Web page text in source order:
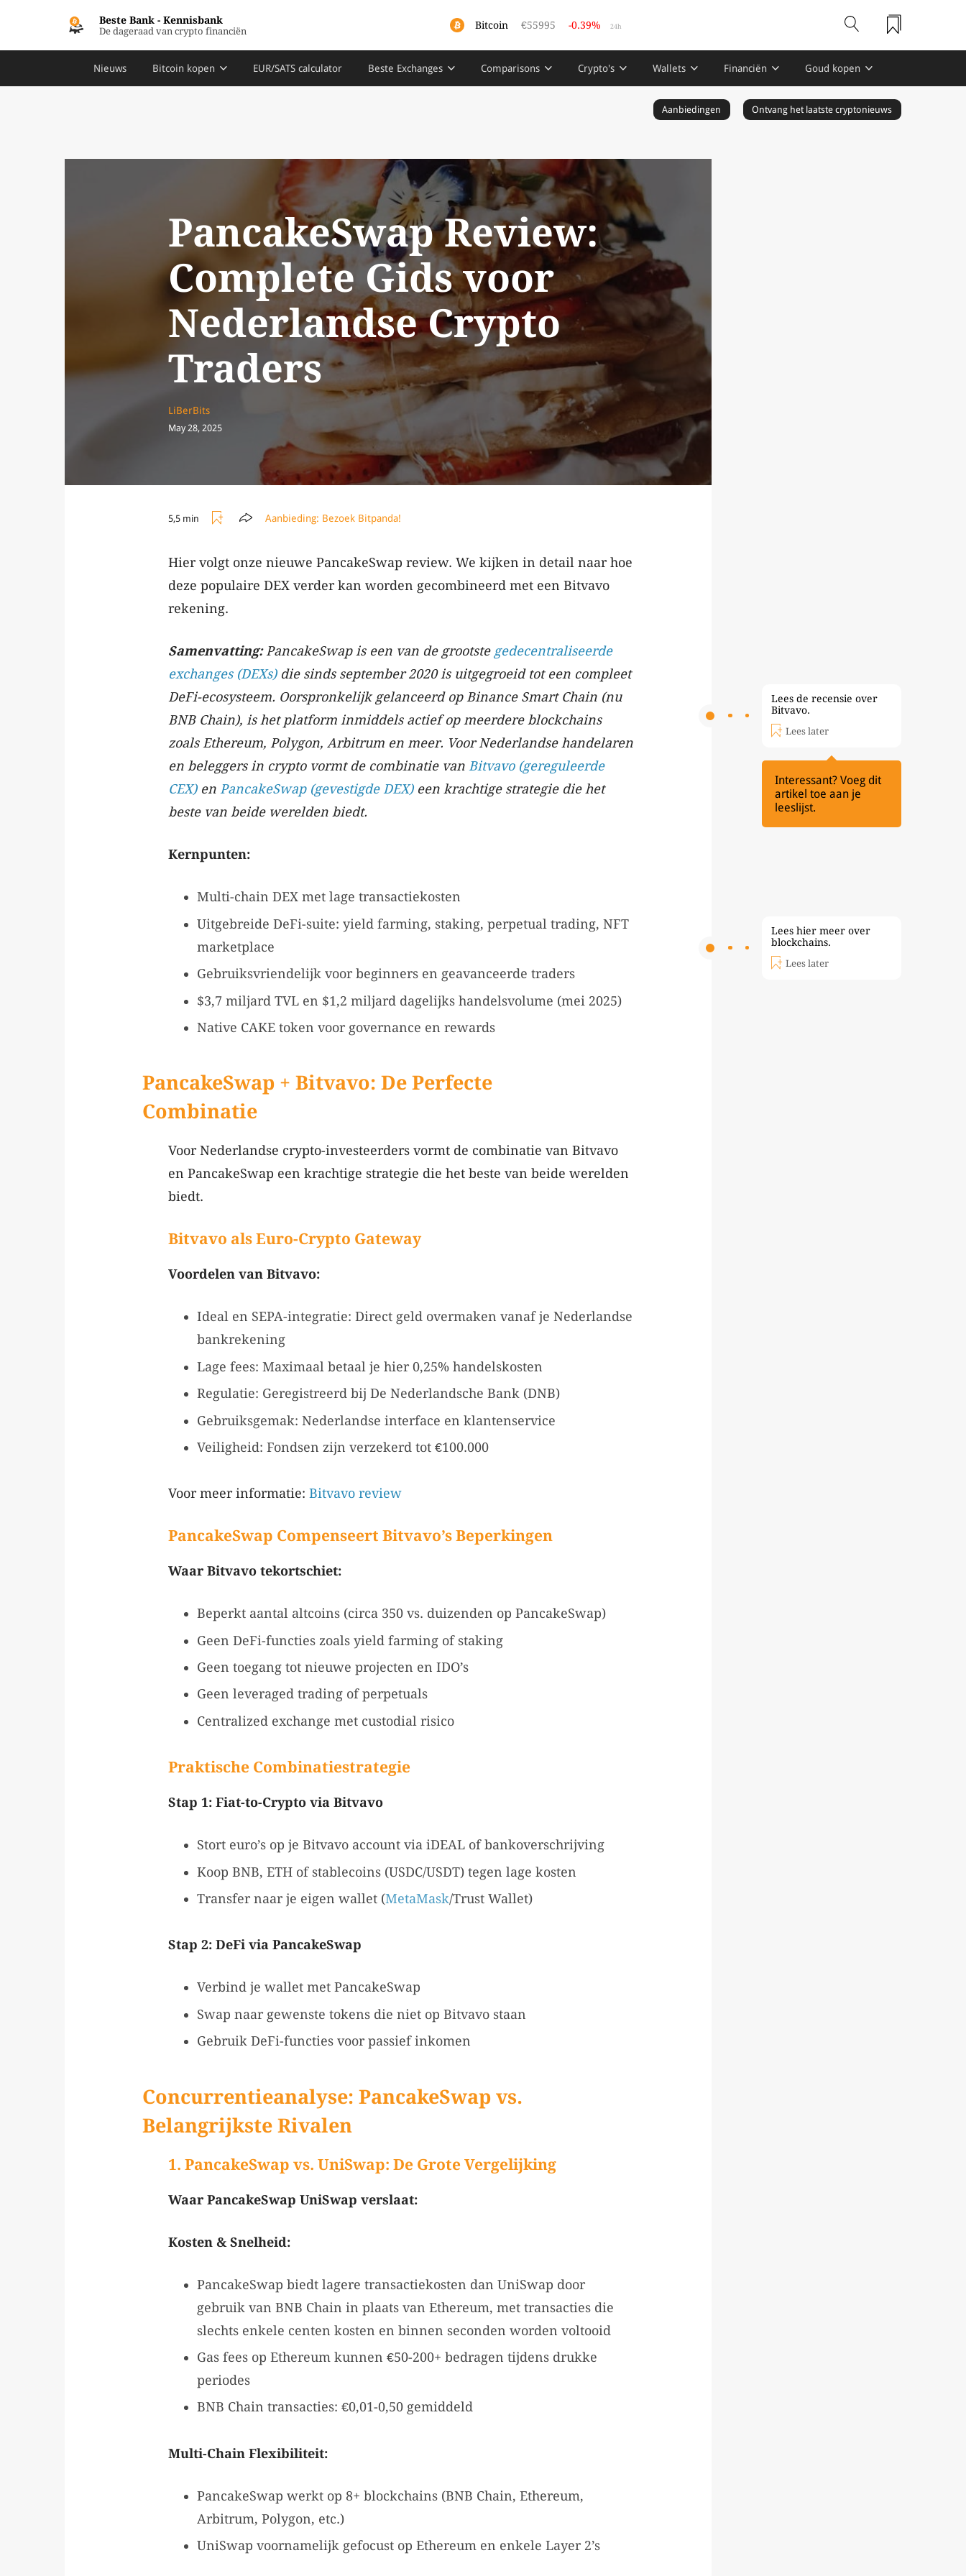
Beste Bank - Kennisbank
De dageraad van crypto financiën Bitcoin €55995 -0.39% 24h
Nieuws Bitcoin kopen EUR/SATS calculator Beste Exchanges Comparisons Crypto's Wallets Financiën Goud kopen
Aanbiedingen Ontvang het laatste cryptonieuws
PancakeSwap Review:
Complete Gids voor
Nederlandse Crypto
Traders
LiBerBits
May 28, 2025
5,5 min Aanbieding: Bezoek Bitpanda!
Hier volgt onze nieuwe PancakeSwap review. We kijken in detail naar hoe
deze populaire DEX verder kan worden gecombineerd met een Bitvavo
rekening.
Samenvatting:PancakeSwap is een van de grootste gedecentraliseerde
exchanges (DEXs)die sinds september 2020 is uitgegroeid tot een compleet
DeFi-ecosysteem. Oorspronkelijk gelanceerd op Binance Smart Chain (nu
BNB Chain), is het platform inmiddels actief op meerdere blockchains
zoals Ethereum, Polygon, Arbitrum en meer. Voor Nederlandse handelaren
en beleggers in crypto vormt de combinatie van Bitvavo (gereguleerde
CEX)en PancakeSwap (gevestigde DEX)een krachtige strategie die het
beste van beide werelden biedt.
Kernpunten:
Multi-chain DEX met lage transactiekosten
Uitgebreide DeFi-suite: yield farming, staking, perpetual trading, NFT
marketplace
Gebruiksvriendelijk voor beginners en geavanceerde traders
$3,7 miljard TVL en $1,2 miljard dagelijks handelsvolume (mei 2025)
Native CAKE token voor governance en rewards
PancakeSwap + Bitvavo: De Perfecte
Combinatie
Voor Nederlandse crypto-investeerders vormt de combinatie van Bitvavo
en PancakeSwap een krachtige strategie die het beste van beide werelden
biedt.
Bitvavo als Euro-Crypto Gateway
Voordelen van Bitvavo:
Ideal en SEPA-integratie: Direct geld overmaken vanaf je Nederlandse
bankrekening
Lage fees: Maximaal betaal je hier 0,25% handelskosten
Regulatie: Geregistreerd bij De Nederlandsche Bank (DNB)
Gebruiksgemak: Nederlandse interface en klantenservice
Veiligheid: Fondsen zijn verzekerd tot €100.000
Voor meer informatie: Bitvavo review
PancakeSwap Compenseert Bitvavo’s Beperkingen
Waar Bitvavo tekortschiet:
Beperkt aantal altcoins (circa 350 vs. duizenden op PancakeSwap)
Geen DeFi-functies zoals yield farming of staking
Geen toegang tot nieuwe projecten en IDO’s
Geen leveraged trading of perpetuals
Centralized exchange met custodial risico
Praktische Combinatiestrategie
Stap 1: Fiat-to-Crypto via Bitvavo
Stort euro’s op je Bitvavo account via iDEAL of bankoverschrijving
Koop BNB, ETH of stablecoins (USDC/USDT) tegen lage kosten
Transfer naar je eigen wallet (MetaMask/Trust Wallet)
Stap 2: DeFi via PancakeSwap
Verbind je wallet met PancakeSwap
Swap naar gewenste tokens die niet op Bitvavo staan
Gebruik DeFi-functies voor passief inkomen
Concurrentieanalyse: PancakeSwap vs.
Belangrijkste Rivalen
1. PancakeSwap vs. UniSwap: De Grote Vergelijking
Waar PancakeSwap UniSwap verslaat:
Kosten & Snelheid:
PancakeSwap biedt lagere transactiekosten dan UniSwap door
gebruik van BNB Chain in plaats van Ethereum, met transacties die
slechts enkele centen kosten en binnen seconden worden voltooid
Gas fees op Ethereum kunnen €50-200+ bedragen tijdens drukke
periodes
BNB Chain transacties: €0,01-0,50 gemiddeld
Multi-Chain Flexibiliteit:
PancakeSwap werkt op 8+ blockchains (BNB Chain, Ethereum,
Arbitrum, Polygon, etc.)
UniSwap voornamelijk gefocust op Ethereum en enkele Layer 2’s
Lees de recensie over
Bitvavo.
Lees later
Interessant? Voeg dit
artikel toe aan je
leeslijst.
Lees hier meer over
blockchains.
Lees later